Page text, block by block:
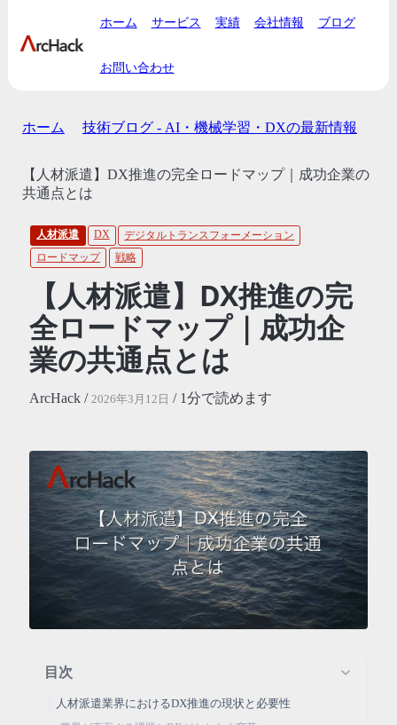
ホーム サービス 実績 会社情報 ブログ
お問い合わせ
ホーム 技術ブログ - AI・機械学習・DXの最新情報
【人材派遣】DX推進の完全ロードマップ｜成功企業の
共通点とは
人材派遣 DX
デジタルトランスフォーメーション
ロードマップ
戦略
【人材派遣】DX推進の完
全ロードマップ｜成功企
業の共通点とは
ArcHack / 2026年3月12日 / 1分で読めます
目次
人材派遣業界におけるDX推進の現状と必要性